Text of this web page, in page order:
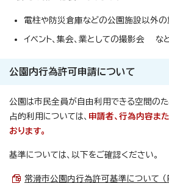
電柱や防災倉庫などの公園施設以外
イベント、集会、業としての撮影会 な
公園内行為許可申請について
公園は市民全員が自由利用できる空間の
占的利用については、 申請者、行為内容ま
おります。
基準については、以下をご確認ください。
常滑市公園内行為許可基準について